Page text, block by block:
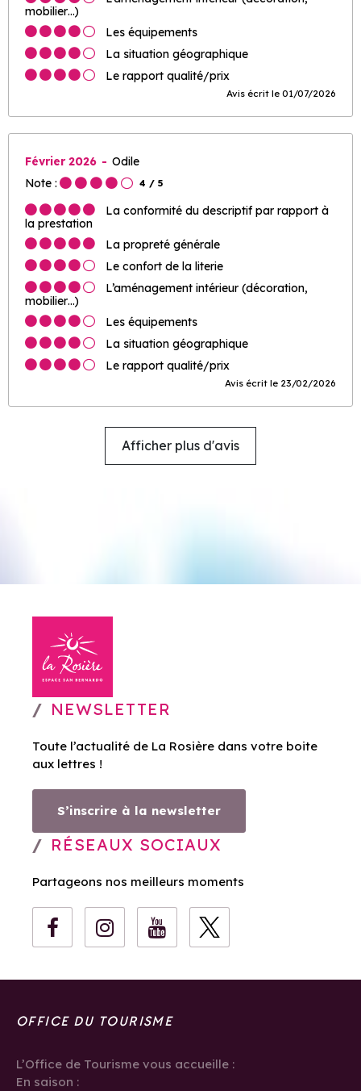
mobilier…)
Les équipements
La situation géographique
Le rapport qualité/prix
Avis écrit le 01/07/2026
Février 2026
Odile
Note :
4 / 5
La conformité du descriptif par rapport à
la prestation
La propreté générale
Le confort de la literie
L’aménagement intérieur (décoration,
mobilier…)
Les équipements
La situation géographique
Le rapport qualité/prix
Avis écrit le 23/02/2026
Afficher plus d'avis
NEWSLETTER
Toute l’actualité de La Rosière dans votre boite
aux lettres !
S’inscrire à la newsletter
RÉSEAUX SOCIAUX
Partageons nos meilleurs moments
OFFICE DU TOURISME
L’Office de Tourisme vous accueille :
En saison :